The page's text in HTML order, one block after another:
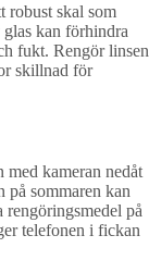
robust skal som
kan förhindra
fukt. Rengör linsen
skillnad för
kameran nedåt
på sommaren kan
rengöringsmedel på
telefonen i fickan